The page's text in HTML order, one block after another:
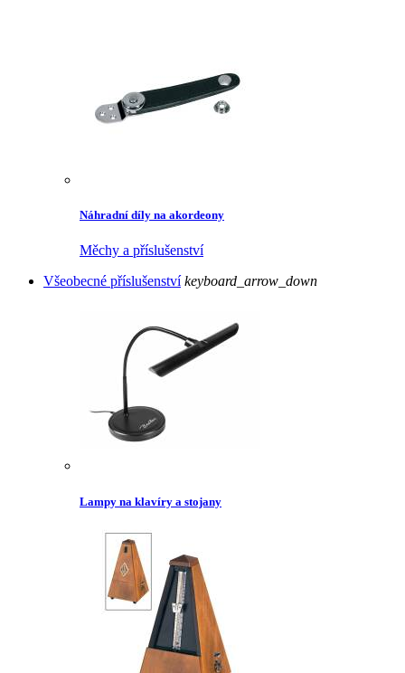
Náhradní díly na akordeony
Měchy a příslušenství
Všeobecné příslušenství keyboard_arrow_down
Lampy na klavíry a stojany